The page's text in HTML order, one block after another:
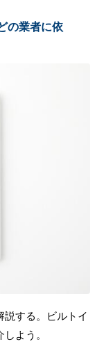
の業者に依
説する。ビルトイ
よう。